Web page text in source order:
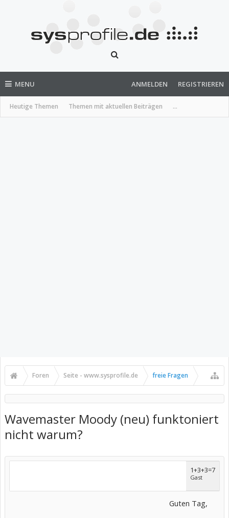
MENU
Heutige Themen Themen mit aktuellen Beiträgen ...
ANMELDEN REGISTRIEREN
Foren Seite - www.sysprofile.de freie Fragen
Wavemaster Moody (neu) funktoniert
nicht warum?
1+3+3=7
Gast
Guten Tag,